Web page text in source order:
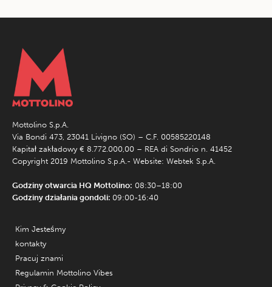
Mottolino S.p.A.
Via Bondi 473, 23041 Livigno (SO) – C.F. 00585220148
Kapitał zakładowy € 8.772.000,00 – REA di Sondrio n. 41452
Copyright 2019 Mottolino S.p.A.- Website: Webtek S.p.A.
Godziny otwarcia HQ Mottolino: 08:30–18:00
Godziny działania gondoli: 09:00-16:40
Kim Jesteśmy
kontakty
Pracuj znami
Regulamin Mottolino Vibes